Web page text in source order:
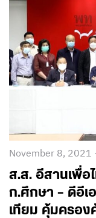
November 8,
ส.ส. อีสานเพื่อ
ก.ศึกษา – ดีอีเ
เทียม คุ้มครอ